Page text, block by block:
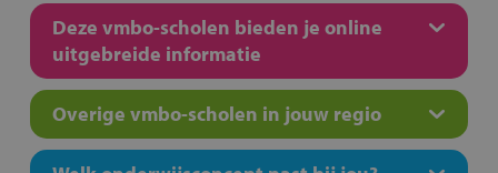
Deze vmbo-scholen bieden je online
uitgebreide informatie
Overige vmbo-scholen in jouw regio